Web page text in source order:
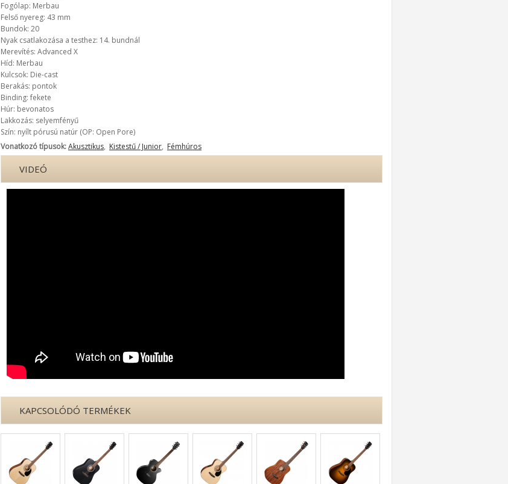
Fogólap: Merbau
Felső nyereg: 43 mm
Bundok: 20
Nyak csatlakozása a testhez: 14. bundnál
Merevítés: Advanced X
Híd: Merbau
Kulcsok: Die-cast
Berakás: pontok
Binding: fekete
Húr: bevonatos
Lakkozás: selyemfényű
Szín: nyílt pórusú natúr (OP: Open Pore)
Vonatkozó típusok:Akusztikus, Kistestű / Junior, Fémhúros
VIDEÓ
KAPCSOLÓDÓ TERMÉKEK